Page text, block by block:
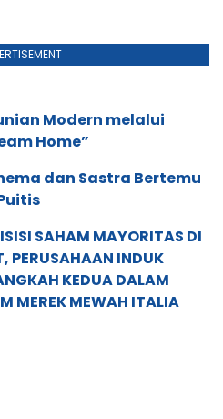
Modern melalui
Home”
dan Sastra Bertemu
SAHAM MAYORITAS DI
PERUSAHAAN INDUK
KEDUA DALAM
MEREK MEWAH ITALIA